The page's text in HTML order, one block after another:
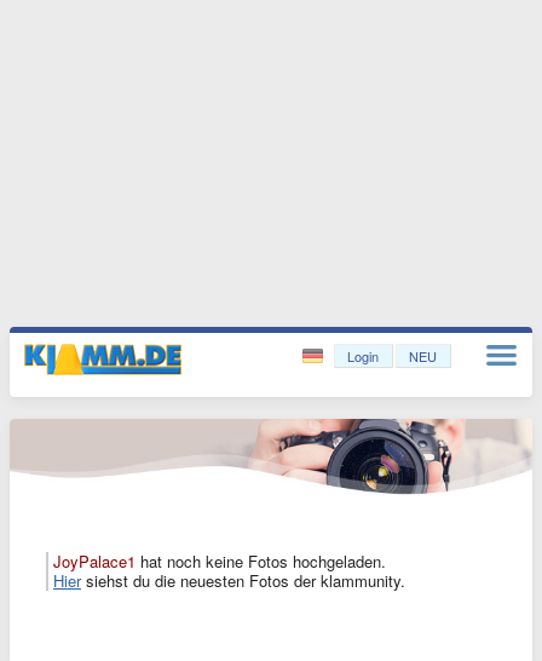
Login NEU
JoyPalace1 hat noch keine Fotos hochgeladen.
Hiersiehst du die neuesten Fotos der klammunity.